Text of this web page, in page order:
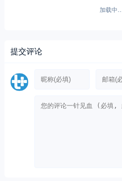
提交评论